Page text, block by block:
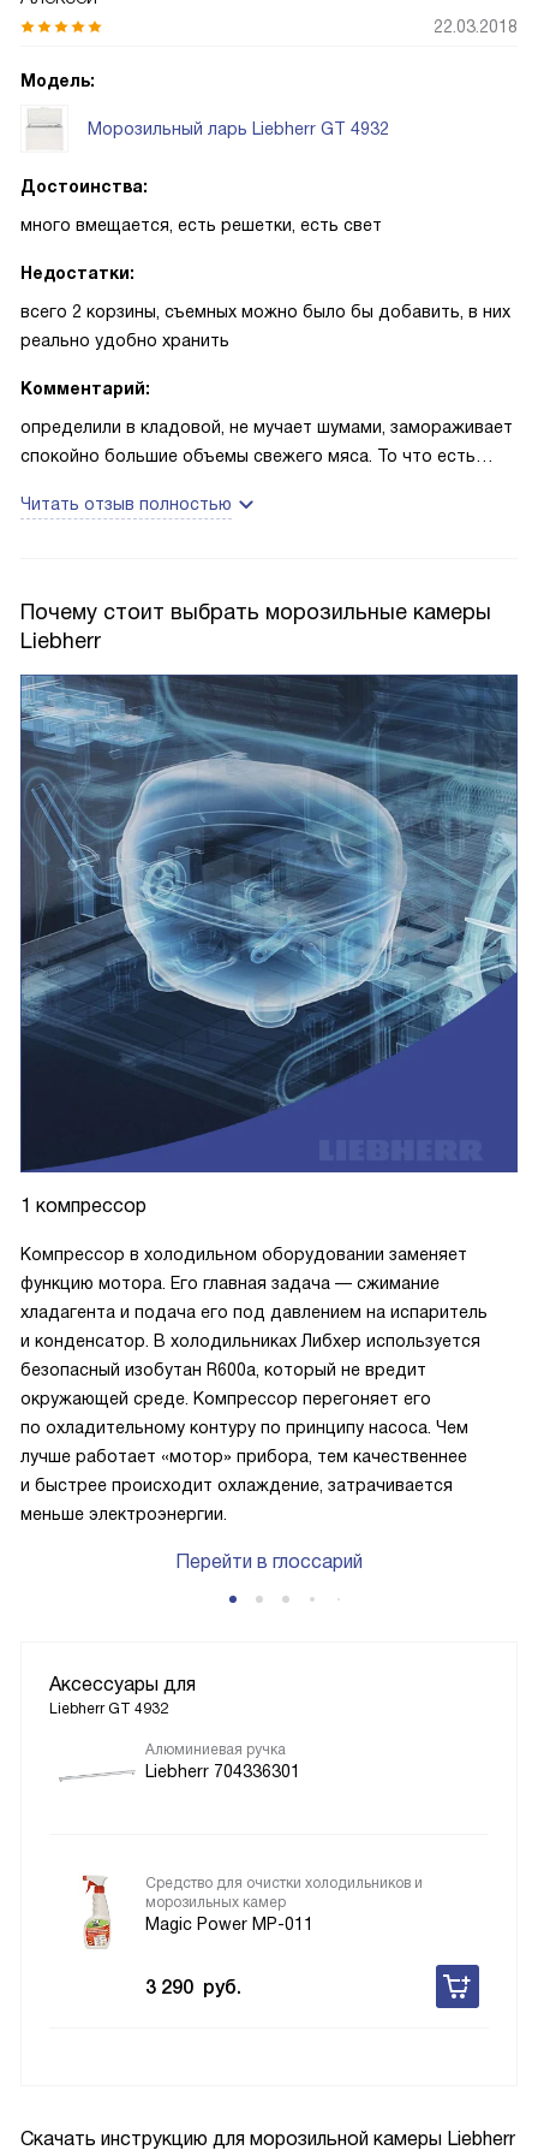
Скачать инструкцию для морозильной камеры Liebherr
22.03.2018
Модель:
Морозильный ларь Liebherr GT 4932
Достоинства:
много вмещается, есть решетки, есть свет
Недостатки:
всего 2 корзины, съемных можно было бы добавить, в них
реально удобно хранить
Комментарий:
определили в кладовой, не мучает шумами, замораживает
спокойно большие объемы свежего мяса. То что есть
каждый может похвастаться такой функцией
Читать отзыв полностью
Почему стоит выбрать морозильные камеры
Liebherr
1 компрессор
Компрессор в холодильном оборудовании заменяет
функцию мотора. Его главная задача — сжимание
хладагента и подача его под давлением на испаритель
и конденсатор. В холодильниках Либхер используется
безопасный изобутан R600a, который не вредит
окружающей среде. Компрессор перегоняет его
по охладительному контуру по принципу насоса. Чем
лучше работает «мотор» прибора, тем качественнее
и быстрее происходит охлаждение, затрачивается
меньше электроэнергии.
Перейти в глоссарий
Аксессуары для
Liebherr GT 4932
Алюминиевая ручка
Liebherr 704336301
Средство для очистки холодильников и
морозильных камер
Magic Power MP-011
3 290 руб.